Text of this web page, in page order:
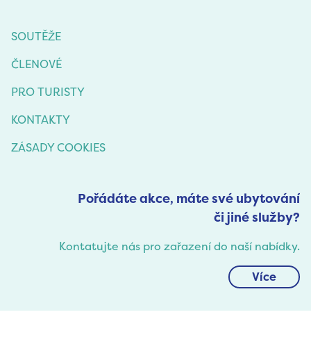
SOUTĚŽE
ČLENOVÉ
PRO TURISTY
KONTAKTY
ZÁSADY COOKIES
Pořádáte akce, máte své ubytování
či jiné služby?
Kontatujte nás pro zařazení do naší nabídky.
Více